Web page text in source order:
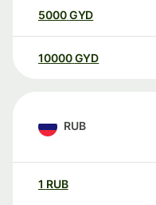
5000GYD
10000 GYD
RUB
1 RUB